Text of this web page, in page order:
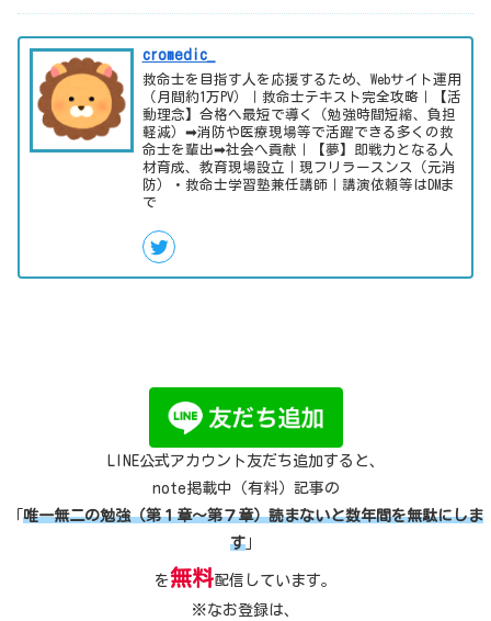
cromedic_
救命士を目指す人を応援するため、Webサイト運用
（月間約1万PV）｜救命士テキスト完全攻略｜【活
動理念】合格へ最短で導く（勉強時間短縮、負担
軽減）➡消防や医療現場等で活躍できる多くの救
命士を輩出➡社会へ貢献｜【夢】即戦力となる人
材育成、教育現場設立｜現フリラースンス（元消
防）・救命士学習塾兼任講師｜講演依頼等はDMま
で
LINE公式アカウント友だち追加すると、
note掲載中（有料）記事の
唯一無二の勉強（第１章～第７章）読まないと数年間を無駄にしま
す
を無料配信しています。
※なお登録は、